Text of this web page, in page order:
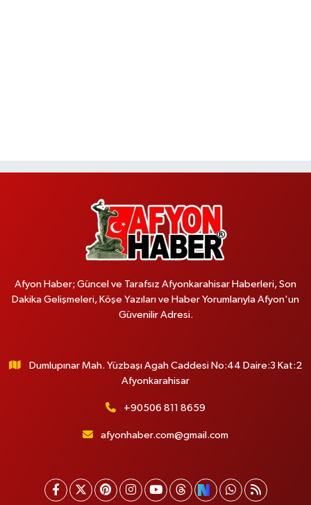
Afyon Haber; Güncel ve Tarafsız Afyonkarahisar Haberleri, Son
Dakika Gelişmeleri, Köşe Yazıları ve Haber Yorumlarıyla Afyon'un
Güvenilir Adresi.
Dumlupınar Mah. Yüzbaşı Agah Caddesi No:44 Daire:3 Kat:2
Afyonkarahisar
+90506 811 8659
afyonhaber.com@gmail.com